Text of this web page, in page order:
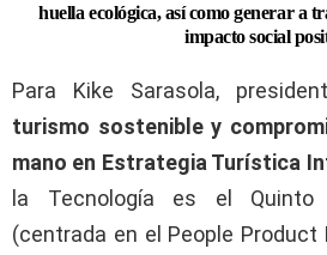
huella ecológica, así como generar a
impacto social
Para Kike Sarasola,
turismo sostenible y
mano en Estrategia Turística
la Tecnología es el Quinto
(centrada en el People